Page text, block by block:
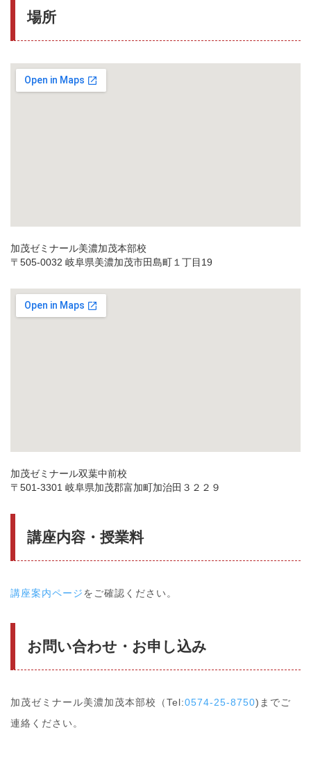
場所
加茂ゼミナール美濃加茂本部校
〒505-0032 岐阜県美濃加茂市田島町１丁目19
加茂ゼミナール双葉中前校
〒501-3301 岐阜県加茂郡富加町加治田３２２９
講座内容・授業料
講座案内ページをご確認ください。
お問い合わせ・お申し込み
加茂ゼミナール美濃加茂本部校（Tel:0574-25-8750)までご
連絡ください。